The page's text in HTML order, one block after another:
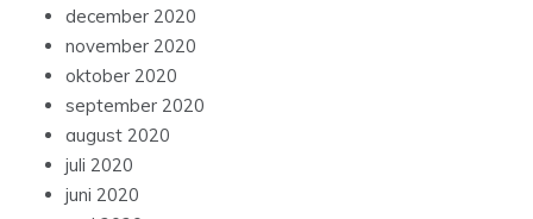
december 2020
november 2020
oktober 2020
september 2020
august 2020
juli 2020
juni 2020